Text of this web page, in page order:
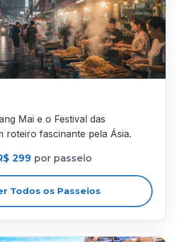
Mai e o Festival das
roteiro fascinante pela Ásia.
299 por passeio
Todos os Passeios